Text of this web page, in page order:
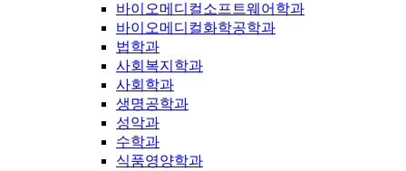
바이오메디컬소프트웨어학과
바이오메디컬화학공학과
법학과
사회복지학과
사회학과
생명공학과
성악과
수학과
식품영양학과